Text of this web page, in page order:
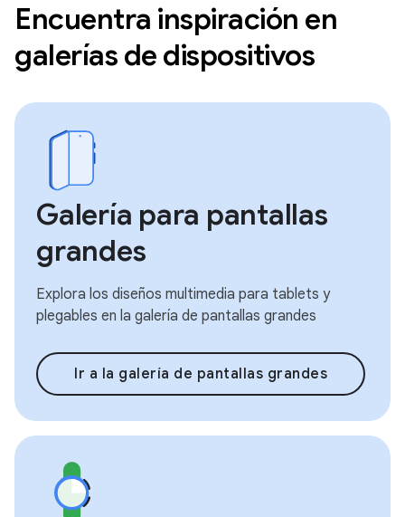
Encuentra inspiración en
galerías de dispositivos
Galería para pantallas
grandes
Explora los diseños multimedia para tablets y
plegables en la galería de pantallas grandes
Ir a la galería de pantallas grandes